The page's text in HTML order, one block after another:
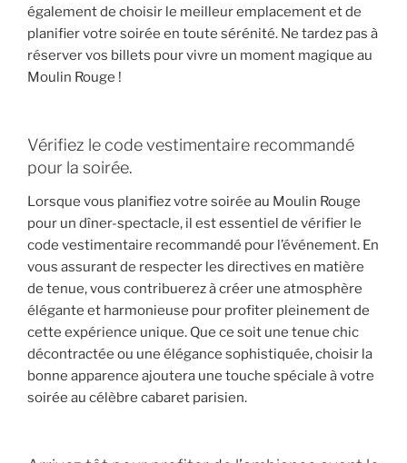
également de choisir le meilleur emplacement et de
planifier votre soirée en toute sérénité. Ne tardez pas à
réserver vos billets pour vivre un moment magique au
Moulin Rouge !
Vérifiez le code vestimentaire recommandé
pour la soirée.
Lorsque vous planifiez votre soirée au Moulin Rouge
pour un dîner-spectacle, il est essentiel de vérifier le
code vestimentaire recommandé pour l’événement. En
vous assurant de respecter les directives en matière
de tenue, vous contribuerez à créer une atmosphère
élégante et harmonieuse pour profiter pleinement de
cette expérience unique. Que ce soit une tenue chic
décontractée ou une élégance sophistiquée, choisir la
bonne apparence ajoutera une touche spéciale à votre
soirée au célèbre cabaret parisien.